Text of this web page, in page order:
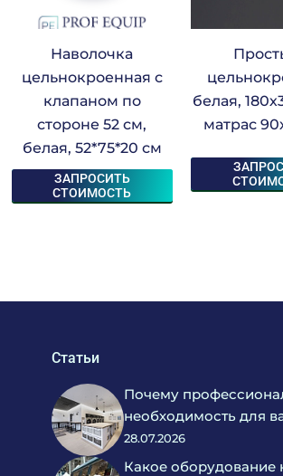
Наволочка
цельнокроенная с
клапаном по
стороне 52 см,
белая, 52*75*20 см
ЗАПРОСИТЬ
СТОИМОСТЬ
белая,
матрас
Статьи
Почему
необходимость для
28.07.2026
Какое оборудование